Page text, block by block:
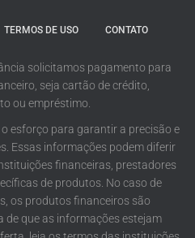
TERMOS DE USO CONTATO
solicitamos pagamento para
seja cartão de crédito,
ou empréstimo.
esforço para garantir a precisão e
Essas informações podem diferir
financeiras, prestadores
de produtos. No caso de
os produtos financeiros são
de que as informações estejam